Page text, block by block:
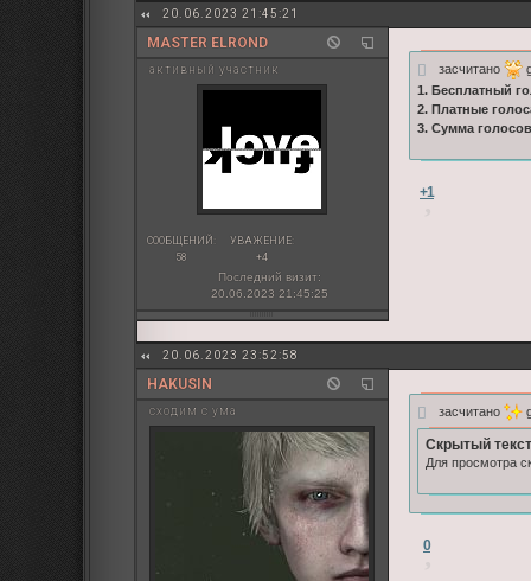
20.06.2023 21:45:21
MASTER ELROND
активный участник
СООБЩЕНИЙ:
58
УВАЖЕНИЕ:
+4
Последний визит:
20.06.2023 21:45:25
засчитано
1. Бесплатный
2. Платные
3. Сумма
+1
20.06.2023 23:52:58
HAKUSIN
сходим с ума засчитано
Скрытый
Для просмотра
0